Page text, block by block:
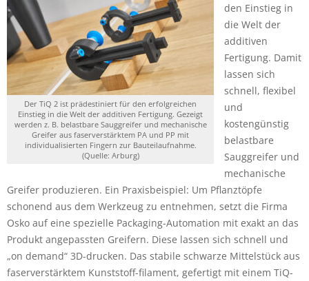
Der TiQ 2 ist prädestiniert für den erfolgreichen
Einstieg in die Welt der additiven Fertigung. Gezeigt
werden z. B. belastbare Sauggreifer und mechanische
Greifer aus faserverstärktem PA und PP mit
individualisierten Fingern zur Bauteilaufnahme.
(Quelle: Arburg)
den Einstieg in
die Welt der
additiven
Fertigung. Damit
lassen sich
schnell, flexibel
und
kostengünstig
belastbare
Sauggreifer und
mechanische
Greifer produzieren. Ein Praxisbeispiel: Um Pflanztöpfe
schonend aus dem Werkzeug zu entnehmen, setzt die Firma
Osko auf eine spezielle Packaging-Automation mit exakt an das
Produkt angepassten Greifern. Diese lassen sich schnell und
„on demand“ 3D-drucken. Das stabile schwarze Mittelstück aus
faserverstärktem Kunststoff-filament, gefertigt mit einem TiQ-